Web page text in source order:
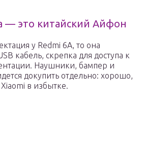
— это китайский Айфон
у Redmi 6A, то она
кабель, скрепка для доступа к
Наушники, бампер и
докупить отдельно: хорошо,
в избытке.